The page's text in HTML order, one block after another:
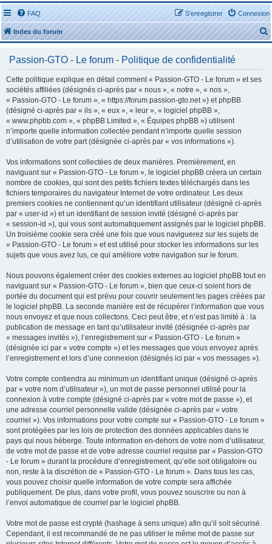
FAQ Connexion
S’enregistrer
Index du forum
e
Passion-GTO - Le forum - Politique de confidentialité
Cette politique explique en détail comment « Passion-GTO - Le forum » et ses
sociétés affiliées (désignés ci-après par « nous », « notre », « nos »,
« Passion-GTO - Le forum », « https://forum.passion-gto.net ») et phpBB
(désigné ci-après par « ils », « eux », « leur », « logiciel phpBB »,
« www.phpbb.com », « phpBB Limited », « Équipes phpBB ») utilisent
n’importe quelle information collectée pendant n’importe quelle session
d’utilisation de votre part (désignée ci-après par « vos informations »).
Vos informations sont collectées de deux manières. Premièrement, en
naviguant sur « Passion-GTO - Le forum », le logiciel phpBB créera un certain
nombre de cookies, qui sont des petits fichiers textes téléchargés dans les
fichiers temporaires du navigateur Internet de votre ordinateur. Les deux
premiers cookies ne contiennent qu’un identifiant utilisateur (désigné ci-après
par « user-id ») et un identifiant de session invité (désigné ci-après par
« session-id »), qui vous sont automatiquement assignés par le logiciel phpBB.
Un troisième cookie sera créé une fois que vous naviguerez sur les sujets de
« Passion-GTO - Le forum » et est utilisé pour stocker les informations sur les
sujets que vous avez lus, ce qui améliore votre navigation sur le forum.
Nous pouvons également créer des cookies externes au logiciel phpBB tout en
naviguant sur « Passion-GTO - Le forum », bien que ceux-ci soient hors de
portée du document qui est prévu pour couvrir seulement les pages créées par
le logiciel phpBB. La seconde manière est de récupérer l’information que vous
nous envoyez et que nous collectons. Ceci peut être, et n’est pas limité à : la
publication de message en tant qu’utilisateur invité (désignée ci-après par
« messages invités »), l’enregistrement sur « Passion-GTO - Le forum »
(désignée ici par « votre compte ») et les messages que vous envoyez après
l’enregistrement et lors d’une connexion (désignés ici par « vos messages »).
Votre compte contiendra au minimum un identifiant unique (désigné ci-après
par « votre nom d’utilisateur »), un mot de passe personnel utilisé pour la
connexion à votre compte (désigné ci-après par « votre mot de passe »), et
une adresse courriel personnelle valide (désignée ci-après par « votre
courriel »). Vos informations pour votre compte sur « Passion-GTO - Le forum »
sont protégées par les lois de protection des données applicables dans le
pays qui nous héberge. Toute information en-dehors de votre nom d’utilisateur,
de votre mot de passe et de votre adresse courriel requise par « Passion-GTO
- Le forum » durant la procédure d’enregistrement, qu’elle soit obligatoire ou
non, reste à la discrétion de « Passion-GTO - Le forum ». Dans tous les cas,
vous pouvez choisir quelle information de votre compte sera affichée
publiquement. De plus, dans votre profil, vous pouvez souscrire ou non à
l’envoi automatique de courriel par le logiciel phpBB.
Votre mot de passe est crypté (hashage à sens unique) afin qu’il soit sécurisé.
Cependant, il est recommandé de ne pas utiliser le même mot de passe sur